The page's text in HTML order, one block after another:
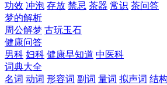
功效 冲泡 存放 禁忌 茶器 常识 茶问答
梦的解析
周公解梦 古玩玉石
健康问答
男科 妇科 健康早知道 中医科
词典大全
名词 动词 形容词 副词 量词 拟声词 结